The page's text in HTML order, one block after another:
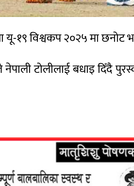
यू-१९ विश्वकप २०२५ मा
टोलीलाई बधाइ दिँदै